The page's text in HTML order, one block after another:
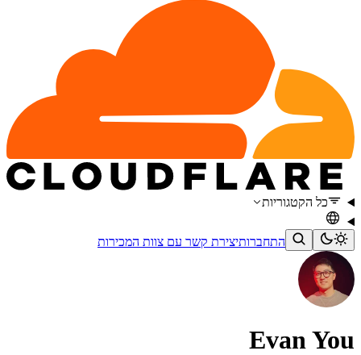
כל הקטגוריות
התחברותיצירת קשר עם צוות המכירות
Evan You